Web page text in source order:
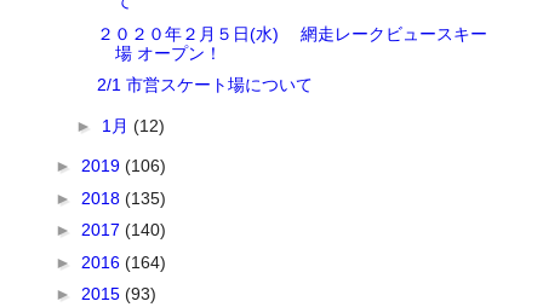
２０２０年２月５日(水) 網走レークビュースキー
場 オープン！
2/1 市営スケート場について
► 1月(12)
► 2019(106)
► 2018(135)
► 2017(140)
► 2016(164)
► 2015(93)